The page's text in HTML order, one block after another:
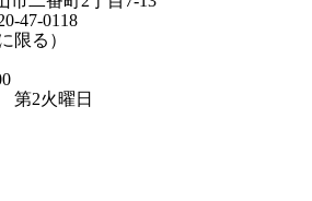
47-0118
限る）
第2火曜日